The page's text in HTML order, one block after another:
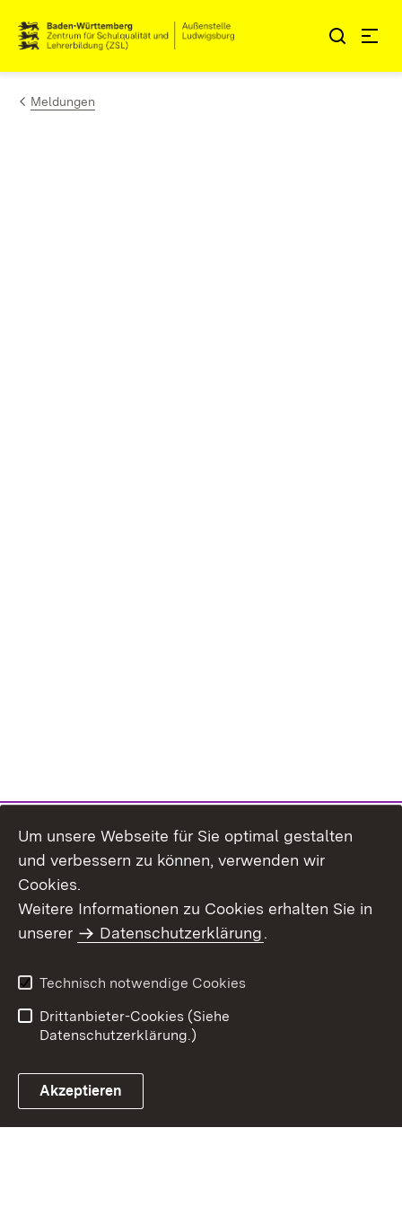
Zum Inhalt springen
Link zur Startseite
Meldungen
Benutzungshinweise
Erklärung zur
Um unsere Webseite für Sie optimal gestalten
und verbessern zu können, verwenden wir
Cookies.
Weitere Informationen zu Cookies erhalten Sie in
unserer
Datenschutzerklärung.
Technisch notwendige Cookies
Drittanbieter-Cookies (Siehe
Datenschutzerklärung.)
Akzeptieren